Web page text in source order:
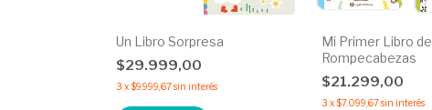
Un Libro Sorpresa
$29.999,00
3 x$9.999,67sin interés
Mi Primer Libro de
Rompecabezas
$21.299,00
3 x$7.099,67sin interés